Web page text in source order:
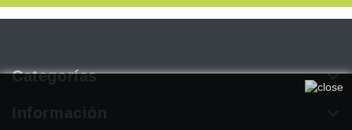
Categorías
Información
Utilizamos cookies propias y de terceros para mejorar
nuestros servicios. Si continúa navegando, consideramos que
acepta su uso. Puede obtener más información en nuestra